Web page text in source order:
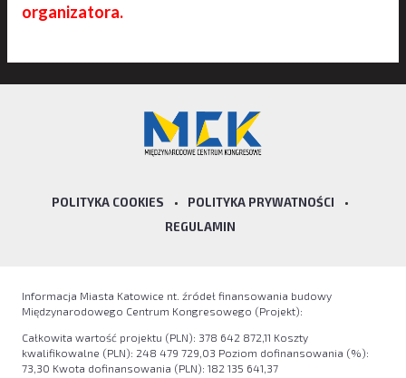
organizatora.
POLITYKA COOKIES • POLITYKA PRYWATNOŚCI
•
REGULAMIN
Informacja Miasta Katowice nt. źródeł finansowania budowy
Międzynarodowego Centrum Kongresowego (Projekt):
Całkowita wartość projektu (PLN): 378 642 872,11 Koszty
kwalifikowalne (PLN): 248 479 729,03 Poziom dofinansowania (%):
73,30 Kwota dofinansowania (PLN): 182 135 641,37